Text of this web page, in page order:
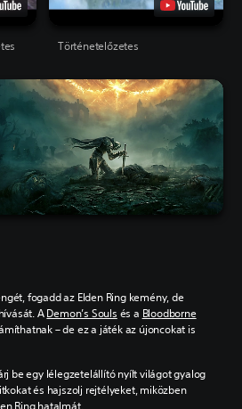
Történetelőzetes
fogadd az Elden Ring kemény, de
ADemon’s Souls és a Bloodborne
– de ez a játék az újoncokat is
be egy lélegzetelállító nyílt világot gyalog
és hajszolj rejtélyeket, miközben
Ring hatalmát.